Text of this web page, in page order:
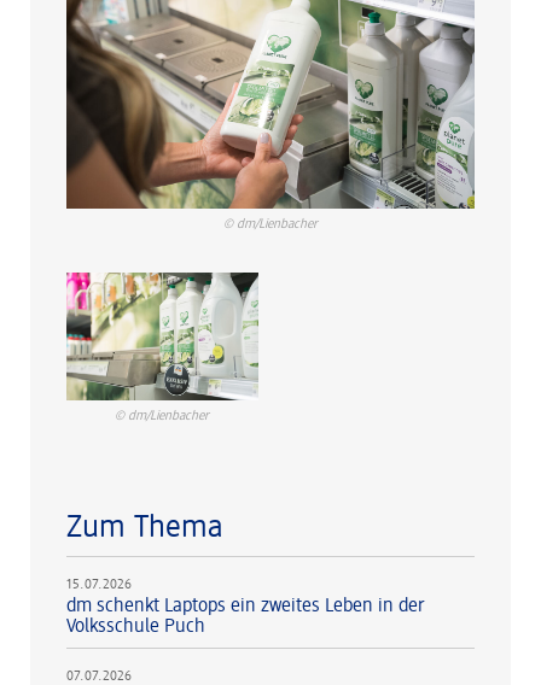
© dm/Lienbacher
© dm/Lienbacher
Zum Thema
15.07.2026
dm schenkt Laptops ein zweites Leben in der
Volksschule Puch
07.07.2026